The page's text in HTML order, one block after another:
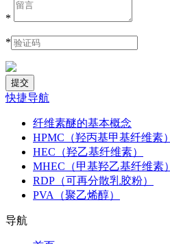
*
*
快捷导航
纤维素醚的基本概念
HPMC（羟丙基甲基纤维素）
HEC（羟乙基纤维素）
MHEC（甲基羟乙基纤维素）
RDP（可再分散乳胶粉）
PVA（聚乙烯醇）
导航